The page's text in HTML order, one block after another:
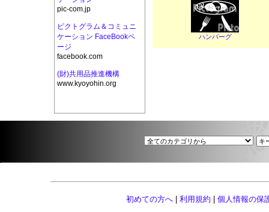
pic-com.jp
ピクトグラム＆コミュニ
ケーション FaceBookペ
ージ
facebook.com
(財)共用品推進機構
www.kyoyohin.org
ハンバーグ
初めての方へ 利用規約 個人情報の保